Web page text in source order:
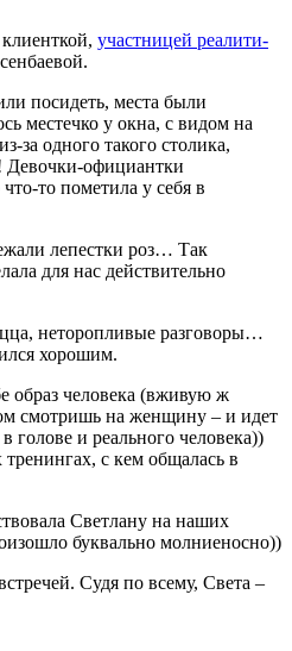
участницей реалити-
посидеть, места были
местечко у окна, с видом на
одного такого столика,
Девочки-официантки
то пометила у себя в
лепестки роз… Так
для нас действительно
неторопливые разговоры…
хорошим.
образ человека (вживую ж
смотришь на женщину – и идет
голове и реального человека))
с кем общалась в
Светлану на наших
буквально молниеносно))
Судя по всему, Света –